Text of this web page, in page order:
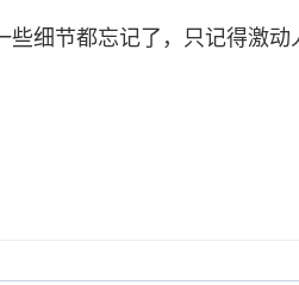
细节都忘记了，只记得激